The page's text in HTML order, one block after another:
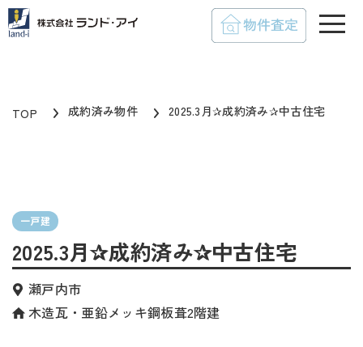
TOP 成約済み物件 2025.3月✰成約済み✰中古住宅
一戸建
2025.3月✰成約済み✰中古住宅
瀬戸内市
木造瓦・亜鉛メッキ鋼板葺2階建